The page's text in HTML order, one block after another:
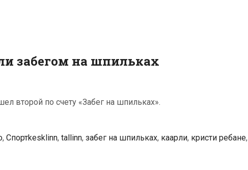
забегом на шпильках
второй по счету «Забег на шпильках».
, СпортМетки
kesklinn, tallinn, забег на шпильках, каарли, кристи ребане,